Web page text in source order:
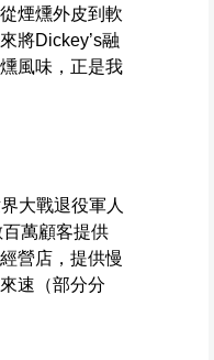
煙燻外皮到軟
將Dickey’s融
風味，正是我
大戰退役軍人
萬顧客提供
營店，提供慢
速（部分分